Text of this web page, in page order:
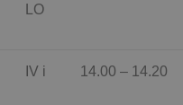
LO
IV i 14.00 – 14.20